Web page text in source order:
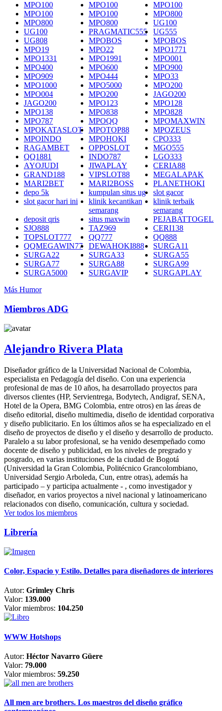
MPO100 MPO100
MPO100
MPO100
MPO100
MPO800
MPO800
MPO800
UG100
UG100
PRAGMATIC555
UG555
UG808
MPOBOS
MPOBOS
MPO19
MPO22
MPO1771
MPO1331
MPO1991
MPO001
MPO400
MPO600
MPO900
MPO909
MPO444
MPO33
MPO1000
MPO5000
MPO200
MPO004
MPO200
JAGO200
JAGO200
MPO123
MPO128
MPO138
MPO838
MPO828
MPO787
MPOQQ
MPOMAXWIN
MPOKATASLOT
MPOTOP88
MPOZEUS
MPOINDO
MPOHOKI
CPO333
RAGAMBET
OPPOSLOT
MGO555
QQ1881
INDO787
LGO333
AYOJUDI
JIWAPLAY
CERIA88
GRAND188
VIPSLOT88
MEGALAPAK
MARI2BET
MARI2BOSS
PLANETHOKI
depo 5k
kumpulan situs ug
slot gacor
slot gacor hari ini
klinik kecantikan
semarang
klinik terbaik
semarang
deposit qris
situs maxwin
PEJABATTOGEL
SJO888
TAZ969
CERI138
TOPSLOT777
QQ777
QQ888
QQMEGAWIN77
DEWAHOKI888
SURGA11
SURGA22
SURGA33
SURGA55
SURGA77
SURGA88
SURGA99
SURGA5000
SURGAVIP
SURGAPLAY
Más Humor
Miembros ADG
Alejandro Rivera Plata
Diseñador gráfico de la Universidad Nacional de Colombia,
especialista en Pedagogía del diseño. Con una experiencia
profesional de mas de 10 años, ha desarrollado proyectos para
diversos clientes (HP, Servientrega, Bodytech, Andigraf, SENA,
Hotel de la Opera, BMG Colombia, entre otros) en las áreas de
diseño editorial, diseño multimedia, diseño de identidad corporativa
y diseño publicitario. En los últimos años se ha especializado en el
diseño de proyectos de diseño y el diseño y desarrollo de producto.
Paralelo a su labor profesional, se ha venido desempeñado como
docente de diseño y publicidad, en los niveles de pregrado y
posgrado, en varias instituciones de la ciudad de Bogotá
(Universidad la Gran Colombia, Politécnico Grancolombiano,
Universidad Sergio Arboleda, Cun, entre otras), además ha
participado – y participa actualmente - , como investigador y
diseñador, en varios proyectos a nivel nacional y latinoamericano
relacionados con diseño, comunicación, cultura y sociedad.
Ver todos los miembros
Librería
Color, Espacio y Estilo. Detalles para diseñadores de interiores
Autor: Grimley Chris
Valor: 139.000
Valor miembros: 104.250
WWW Hotshops
Autor: Héctor Navarro Güere
Valor: 79.000
Valor miembros: 59.250
All men are brothers. Los maestros del diseño gráfico